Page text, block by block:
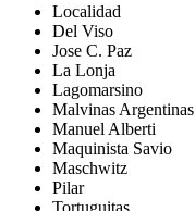
Localidad
Del Viso
Jose C. Paz
La Lonja
Lagomarsino
Malvinas Argentinas
Manuel Alberti
Maquinista Savio
Maschwitz
Pilar
Tortuguitas